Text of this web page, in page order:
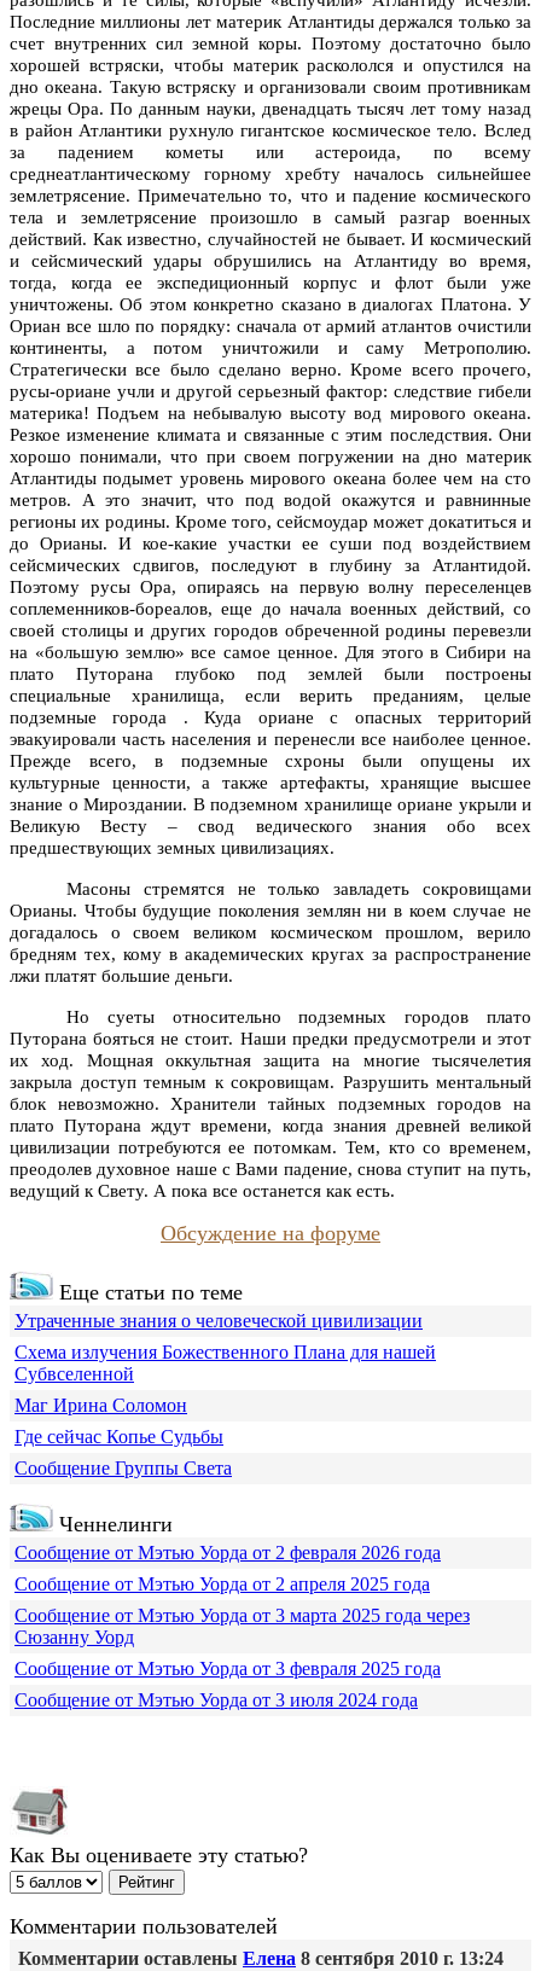
Последние миллионы лет материк Атлантиды держался только за
счет внутренних сил земной коры. Поэтому достаточно было
хорошей встряски, чтобы материк раскололся и опустился на
дно океана. Такую встряску и организовали своим противникам
жрецы Ора. По данным науки, двенадцать тысяч лет тому назад
в район Атлантики рухнуло гигантское космическое тело. Вслед
за падением кометы или астероида, по всему
среднеатлантическому горному хребту началось сильнейшее
землетрясение. Примечательно то, что и падение космического
тела и землетрясение произошло в самый разгар военных
действий. Как известно, случайностей не бывает. И космический
и сейсмический удары обрушились на Атлантиду во время,
тогда, когда ее экспедиционный корпус и флот были уже
уничтожены. Об этом конкретно сказано в диалогах Платона. У
Ориан все шло по порядку: сначала от армий атлантов очистили
континенты, а потом уничтожили и саму Метрополию.
Стратегически все было сделано верно. Кроме всего прочего,
русы‑ориане учли и другой серьезный фактор: следствие гибели
материка! Подъем на небывалую высоту вод мирового океана.
Резкое изменение климата и связанные с этим последствия. Они
хорошо понимали, что при своем погружении на дно материк
Атлантиды подымет уровень мирового океана более чем на сто
метров. А это значит, что под водой окажутся и равнинные
регионы их родины. Кроме того, сейсмоудар может докатиться и
до Орианы. И кое‑какие участки ее суши под воздействием
сейсмических сдвигов, последуют в глубину за Атлантидой.
Поэтому русы Ора, опираясь на первую волну переселенцев
соплеменников‑бореалов, еще до начала военных действий, со
своей столицы и других городов обреченной родины перевезли
на «большую землю» все самое ценное. Для этого в Сибири на
плато Путорана глубоко под землей были построены
специальные хранилища, если верить преданиям, целые
подземные города . Куда ориане с опасных территорий
эвакуировали часть населения и перенесли все наиболее ценное.
Прежде всего, в подземные схроны были опущены их
культурные ценности, а также артефакты, хранящие высшее
знание о Мироздании. В подземном хранилище ориане укрыли и
Великую Весту – свод ведического знания обо всех
предшествующих земных цивилизациях.
Масоны стремятся не только завладеть сокровищами
Орианы. Чтобы будущие поколения землян ни в коем случае не
догадалось о своем великом космическом прошлом, верило
бредням тех, кому в академических кругах за распространение
лжи платят большие деньги.
Но суеты относительно подземных городов плато
Путорана бояться не стоит. Наши предки предусмотрели и этот
их ход. Мощная оккультная защита на многие тысячелетия
закрыла доступ темным к сокровищам. Разрушить ментальный
блок невозможно. Хранители тайных подземных городов на
плато Путорана ждут времени, когда знания древней великой
цивилизации потребуются ее потомкам. Тем, кто со временем,
преодолев духовное наше с Вами падение, снова ступит на путь,
ведущий к Свету. А пока все останется как есть.
Обсуждение на форуме
Еще статьи по теме
Утраченные знания о человеческой цивилизации
Схема излучения Божественного Плана для нашей
Субвселенной
Маг Ирина Соломон
Где сейчас Копье Судьбы
Сообщение Группы Света
Ченнелинги
Сообщение от Мэтью Уорда от 2 февраля 2026 года
Сообщение от Мэтью Уорда от 2 апреля 2025 года
Сообщение от Мэтью Уорда от 3 марта 2025 года через
Сюзанну Уорд
Сообщение от Мэтью Уорда от 3 февраля 2025 года
Сообщение от Мэтью Уорда от 3 июля 2024 года
Как Вы оцениваете эту статью?
Комментарии пользователей
Комментарии оставлены Елена 8 сентября 2010 г. 13:24